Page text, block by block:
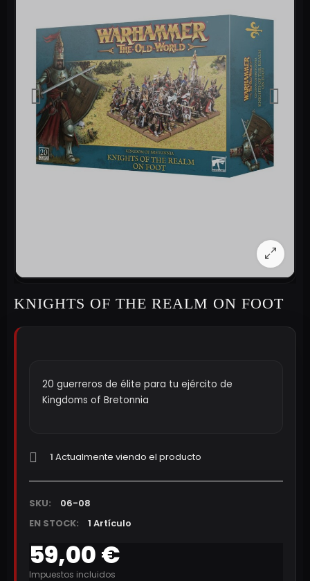
KNIGHTS OF THE REALM ON FOOT
20 guerreros de élite para tu ejército de
Kingdoms of Bretonnia
1 Actualmente viendo el producto
SKU:
06-08
EN STOCK:
1 Artículo
59,00 €
Impuestos incluidos